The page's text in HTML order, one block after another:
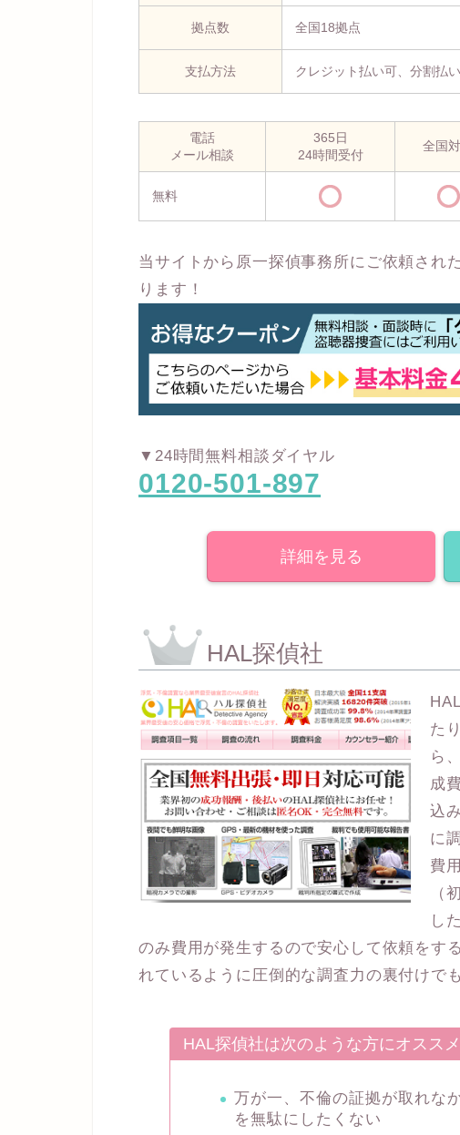
拠点数 全国18拠点
支払方法 クレジット払い可、分割払
電話
メール相談
365日
24時間受付
全国
無料
当サイトから原一探偵事務所にご依頼され
ります！
▼24時間無料相談ダイヤル
0120-501-897
詳細を見る
HAL探偵社
た
ら
成
込
に
費
（
し
のみ費用が発生するので安心して依頼をす
れているように圧倒的な調査力の裏付けで
HAL探偵社は次のような方にオスス
万が一、不倫の証拠が取れな
を無駄にしたくない